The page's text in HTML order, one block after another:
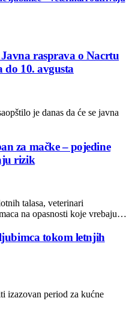
rasprava o Nacrtu
10. avgusta
je danas da će se javna
za mačke – pojedine
rizik
talasa, veterinari
na opasnosti koje vrebaju…
tokom letnjih
izazovan period za kućne